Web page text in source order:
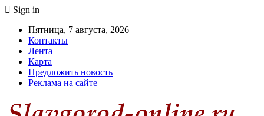
Sign in
Пятница, 7 августа, 2026
Контакты
Лента
Карта
Предложить новость
Реклама на сайте